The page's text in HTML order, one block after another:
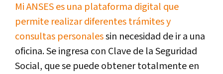
Mi ANSES es una plataforma digital que
permite realizar diferentes trámites y
consultas personalessin necesidad de ir a una
oficina. Se ingresa con Clave de la Seguridad
Social, que se puede obtener totalmente en